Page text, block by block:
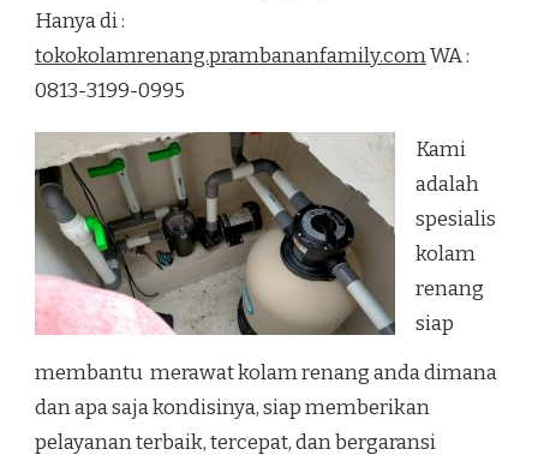
TEGALREJO
JOGJAKARTA
Hanya di :
tokokolamrenang.prambananfamily.comWA :
0813-3199-0995
Kami
adalah
spesialis
kolam
renang
siap
membantu merawat kolam renang anda dimana
dan apa saja kondisinya, siap memberikan
pelayanan terbaik, tercepat, dan bergaransi